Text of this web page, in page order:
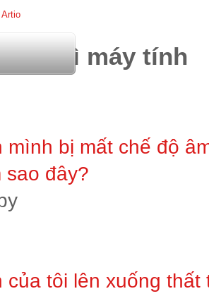
trì máy tính
mình bị mất chế độ
sao đây?
của tôi lên xuống